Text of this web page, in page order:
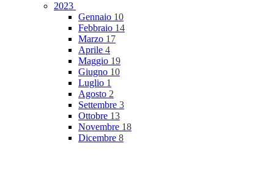
2023
Gennaio 10
Febbraio 14
Marzo 17
Aprile 4
Maggio 19
Giugno 10
Luglio 1
Agosto 2
Settembre 3
Ottobre 13
Novembre 18
Dicembre 8